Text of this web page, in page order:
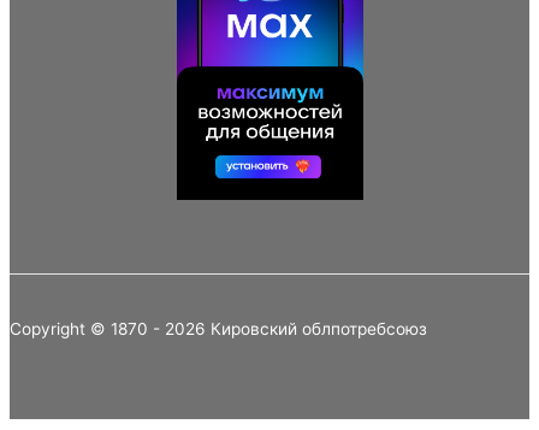
Copyright © 1870 - 2026 Кировский облпотребсоюз